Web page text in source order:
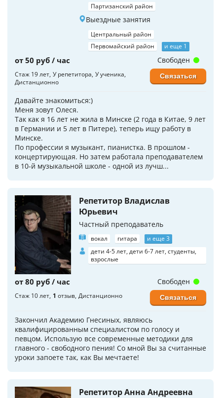
Партизанский район
Выездные занятия
Центральный район
Первомайский район
и еще 1
от 50 руб / час
Стаж 19 лет У репетитора У ученика
Дистанционно
Давайте знакомиться:)
Меня зовут Олеся.
Так как я 16 лет не жила в Минске (2 года в Китае, 9 лет
в Германии и 5 лет в Питере), теперь ищу работу в
Минске.
По профессии я музыкант, пианистка. В прошлом -
концертирующая. Но затем работала преподавателем
в 10-й музыкальной школе - одной из лучш...
Свободен
Связаться
Репетитор Владислав
Юрьевич
Частный преподаватель
вокал гитара
и еще 3
дети 4-5 лет, дети 6-7 лет, студенты,
взрослые
от 80 руб / час
Стаж 10 лет 1 отзыв Дистанционно
Закончил Академию Гнесиных, являюсь
квалифицированным специалистом по голосу и
певцом. Использую все современные методики для
главного - свободного пения! Со мной Вы за считанные
уроки запоете так, как Вы мечтаете!
Свободен
Связаться
Репетитор Анна Андреевна